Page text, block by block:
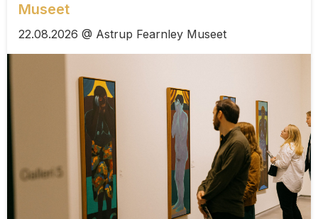
Museet
22.08.2026 @ Astrup Fearnley Museet